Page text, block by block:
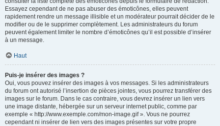
Essayez cependant de ne pas abuser des émoticônes, elles peuvent
rapidement rendre un message illisible et un modérateur pourrait décider de le
modifier ou de le supprimer complètement. Les administrateurs du forum
peuvent également limiter le nombre d’émoticônes qu’il est possible d’insérer
à un message.
Haut
Puis-je insérer des images ?
Oui, vous pouvez insérer des images à vos messages. Si les administrateurs
du forum ont autorisé l’insertion de pièces jointes, vous pourrez transférer des
images sur le forum. Dans le cas contraire, vous devrez insérer un lien vers
une image distante, hébergée sur un serveur internet public, comme par
exemple « http://www.exemple.com/mon-image.gif ». Vous ne pourrez
cependant ni insérer de lien vers des images présentes sur votre propre